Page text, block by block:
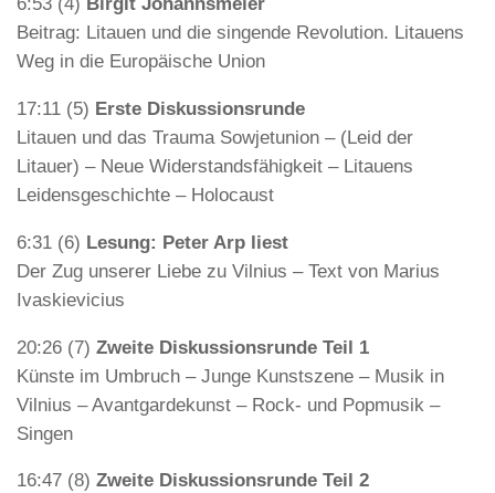
6:53 (4) Birgit Johannsmeier
Beitrag: Litauen und die singende Revolution. Litauens
Weg in die Europäische Union
17:11 (5) Erste Diskussionsrunde
Litauen und das Trauma Sowjetunion – (Leid der
Litauer) – Neue Widerstandsfähigkeit – Litauens
Leidensgeschichte – Holocaust
6:31 (6) Lesung: Peter Arp liest
Der Zug unserer Liebe zu Vilnius – Text von Marius
Ivaskievicius
20:26 (7) Zweite Diskussionsrunde Teil 1
Künste im Umbruch – Junge Kunstszene – Musik in
Vilnius – Avantgardekunst – Rock- und Popmusik –
Singen
16:47 (8) Zweite Diskussionsrunde Teil 2